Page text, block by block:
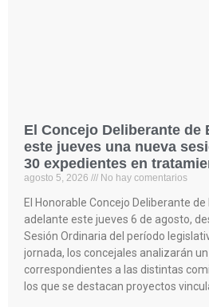
El Concejo Deliberante de
este jueves una nueva
30 expedientes en
agosto 5, 2026 No hay comentarios
El Honorable Concejo Deliberante
adelante este jueves 6 de agosto,
Sesión Ordinaria del período
jornada, los concejales analizarán
correspondientes a las distintas
los que se destacan proyectos